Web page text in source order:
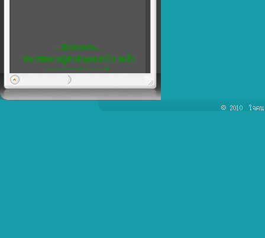
....นักเลงพระ....
ประวัติหลวงปู่คำมี พุทธสาโร วัดถ้ำ
คูหาสวรรค์ จ.ลพบุรี
พิเศษ...5
เชิญชวน สมาชิกทุกท่าน แสดงความ